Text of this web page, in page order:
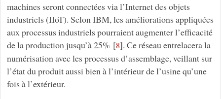
machines seront connectées via l’Internet des objets
industriels (IIoT). Selon IBM, les améliorations appliquées
aux processus industriels pourraient augmenter l’efficacité
de la production jusqu’à 25% [8]. Ce réseau entrelacera la
numérisation avec les processus d’assemblage, veillant sur
l’état du produit aussi bien à l’intérieur de l’usine qu’une
fois à l’extérieur.